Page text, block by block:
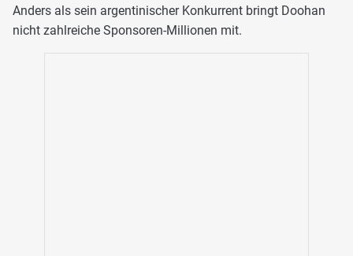
Anders als sein argentinischer Konkurrent bringt Doohan
nicht zahlreiche Sponsoren-Millionen mit.